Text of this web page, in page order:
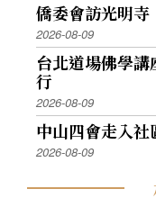
僑委會訪光明
2026-08-09
台北道場佛學
行
2026-08-09
中山四會走入
2026-08-09